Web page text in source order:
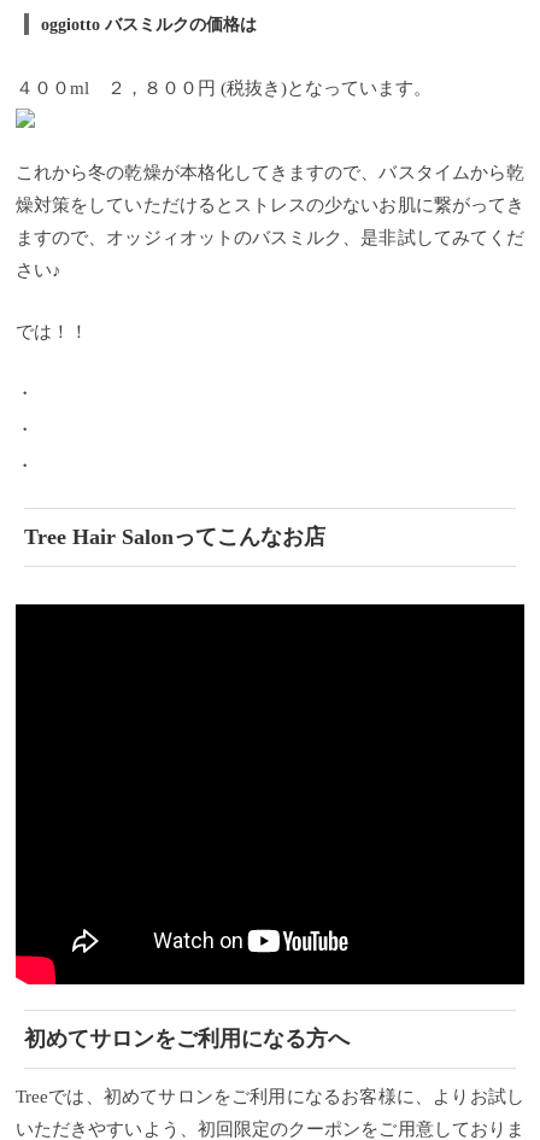
す。 人口香料を含む場合、有害な添加物などが含ま
使い方は出来ないんです。 このような違いから Tree
のお悩みや目的に合わせたブレンドオイルを１つず
つご紹介していきます。 忙しく時間に追われたスト
レス社会。 毎日のストレスの蓄積が体調不良に繋が
ったりもします。 Treeではお客様のその時の状態や
oggiotto バスミルクの価格は
４００ml ２，８００円 (税抜き)となっています。
これから冬の乾燥が本格化してきますので、バスタイムから乾
燥対策をしていただけるとストレスの少ないお肌に繋がってき
ますので、オッジィオットのバスミルク、是非試してみてくだ
さい♪
では！！
・
・
・
Tree Hair Salonってこんなお店
初めてサロンをご利用になる方へ
Treeでは、初めてサロンをご利用になるお客様に、よりお試し
いただきやすいよう、初回限定のクーポンをご用意しておりま